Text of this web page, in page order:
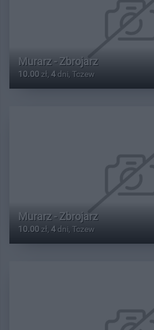
Murarz - Zbrojarz
10.00 zł, 4dni, Tczew
Murarz - Zbrojarz
10.00 zł, 4dni, Tczew